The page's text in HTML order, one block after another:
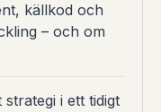
källkod och
– och om
strategi i ett tidigt